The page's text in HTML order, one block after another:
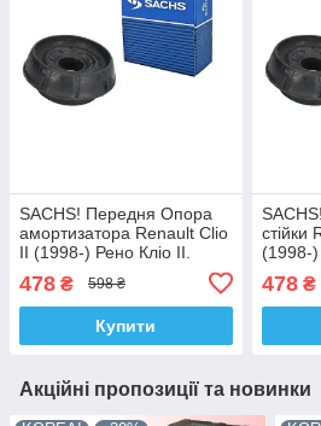
SACHS! Передня Опора
амортизатора Renault Clio
II (1998-) Рено Кліо II.
KB655.07 , VKDA35607
478 ₴ 598 ₴
Купити
стійки
(1998-)
478₴
Акційні пропозиції та новинки